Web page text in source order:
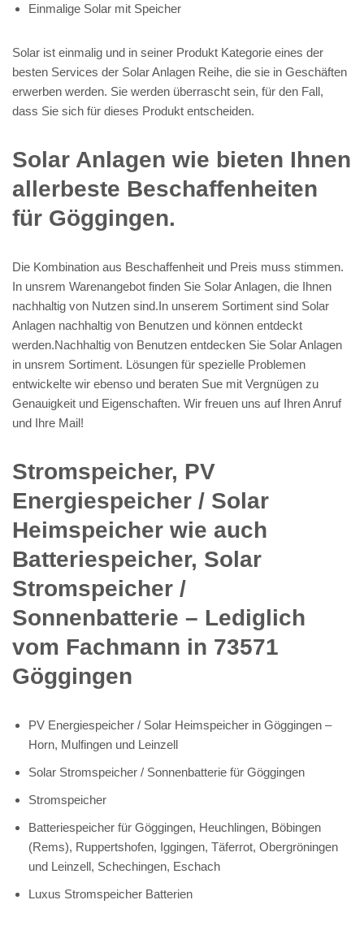
Einmalige Solar mit Speicher
Solar ist einmalig und in seiner Produkt Kategorie eines der
besten Services der Solar Anlagen Reihe, die sie in Geschäften
erwerben werden. Sie werden überrascht sein, für den Fall,
dass Sie sich für dieses Produkt entscheiden.
Solar Anlagen wie bieten Ihnen
allerbeste Beschaffenheiten
für Göggingen.
Die Kombination aus Beschaffenheit und Preis muss stimmen.
In unsrem Warenangebot finden Sie Solar Anlagen, die Ihnen
nachhaltig von Nutzen sind.In unserem Sortiment sind Solar
Anlagen nachhaltig von Benutzen und können entdeckt
werden.Nachhaltig von Benutzen entdecken Sie Solar Anlagen
in unsrem Sortiment. Lösungen für spezielle Problemen
entwickelte wir ebenso und beraten Sue mit Vergnügen zu
Genauigkeit und Eigenschaften. Wir freuen uns auf Ihren Anruf
und Ihre Mail!
Stromspeicher, PV
Energiespeicher / Solar
Heimspeicher wie auch
Batteriespeicher, Solar
Stromspeicher /
Sonnenbatterie – Lediglich
vom Fachmann in 73571
Göggingen
PV Energiespeicher / Solar Heimspeicher in Göggingen –
Horn, Mulfingen und Leinzell
Solar Stromspeicher / Sonnenbatterie für Göggingen
Stromspeicher
Batteriespeicher für Göggingen, Heuchlingen, Böbingen
(Rems), Ruppertshofen, Iggingen, Täferrot, Obergröningen
und Leinzell, Schechingen, Eschach
Luxus Stromspeicher Batterien